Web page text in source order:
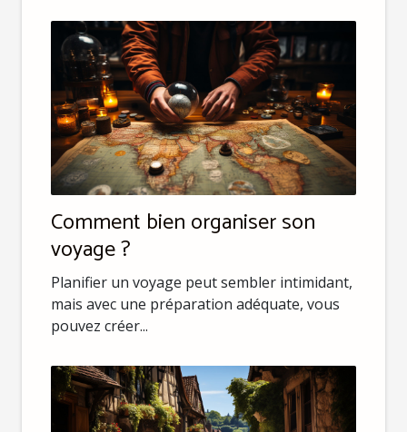
Comment bien organiser son
voyage ?
Planifier un voyage peut sembler intimidant,
mais avec une préparation adéquate, vous
pouvez créer...